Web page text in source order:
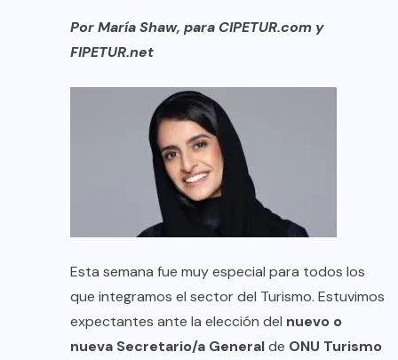
Por María Shaw, para CIPETUR.com y
FIPETUR.net
Esta semana fue muy especial para todos los
que integramos el sector del Turismo. Estuvimos
expectantes ante la elección del nuevo o
nueva Secretario/a Generalde ONU Turismo